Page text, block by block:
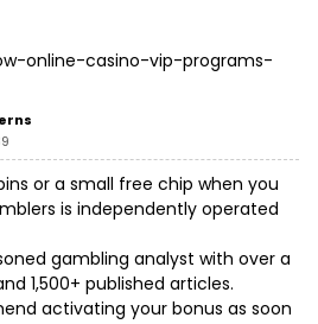
online-casino-vip-programs-
or a small free chip when you
is independently operated
gambling analyst with over a
1,500+ published articles.
activating your bonus as soon